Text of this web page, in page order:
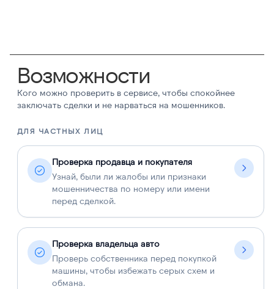
Возможности
Кого можно проверить в сервисе, чтобы спокойнее
заключать сделки и не нарваться на мошенников.
ДЛЯ ЧАСТНЫХ ЛИЦ
Проверка продавца и покупателя
Узнай, были ли жалобы или признаки
мошенничества по номеру или имени
перед сделкой.
Проверка владельца авто
Проверь собственника перед покупкой
машины, чтобы избежать серых схем и
обмана.